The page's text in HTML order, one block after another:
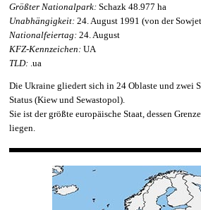
Größter Nationalpark: Schazk 48.977 ha
Unabhängigkeit: 24. August 1991 (von der
Nationalfeiertag: 24. August
KFZ-Kennzeichen: UA
TLD: .ua
Die Ukraine gliedert sich in 24 Oblaste und zwei
Status (Kiew und Sewastopol).
Sie ist der größte europäische Staat, dessen
liegen.